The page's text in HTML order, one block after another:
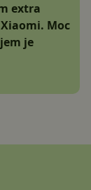
extra
Moc
je